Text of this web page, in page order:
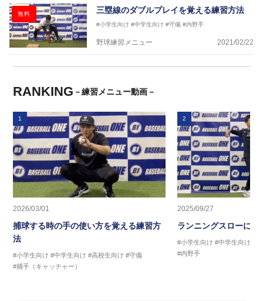
無料 三塁線のダブルプレイを覚える練習方法
#小学生向け #中学生向け #守備 #内野手
野球練習メニュー 2021/02/22
RANKING －練習メニュー動画－
1
2026/03/01
捕球する時の手の使い方を覚える練習方
法
#小学生向け #中学生向け #高校生向け #守備
#捕手（キャッチャー）
2
2025/09/27
ランニングスローに繋
#小学生向け #中学生向け
#内野手